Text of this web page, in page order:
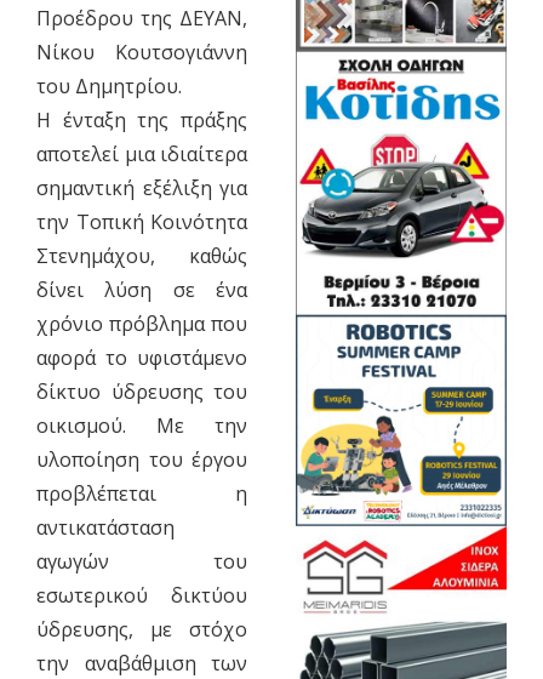
Προέδρου της ΔΕΥΑΝ,
Νίκου Κουτσογιάννη
του Δημητρίου.
Η ένταξη της πράξης
αποτελεί μια ιδιαίτερα
σημαντική εξέλιξη για
την Τοπική Κοινότητα
Στενημάχου, καθώς
δίνει λύση σε ένα
χρόνιο πρόβλημα που
αφορά το υφιστάμενο
δίκτυο ύδρευσης του
οικισμού. Με την
υλοποίηση του έργου
προβλέπεται η
αντικατάσταση
αγωγών του
εσωτερικού δικτύου
ύδρευσης, με στόχο
την αναβάθμιση των